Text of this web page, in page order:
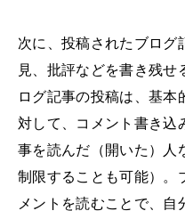
次に、投稿されたブログ
見、批評などを書き残
ログ記事の投稿は、基本
対して、コメント書き込
事を読んだ（開いた）人
制限することも可能）。
メントを読むことで、自